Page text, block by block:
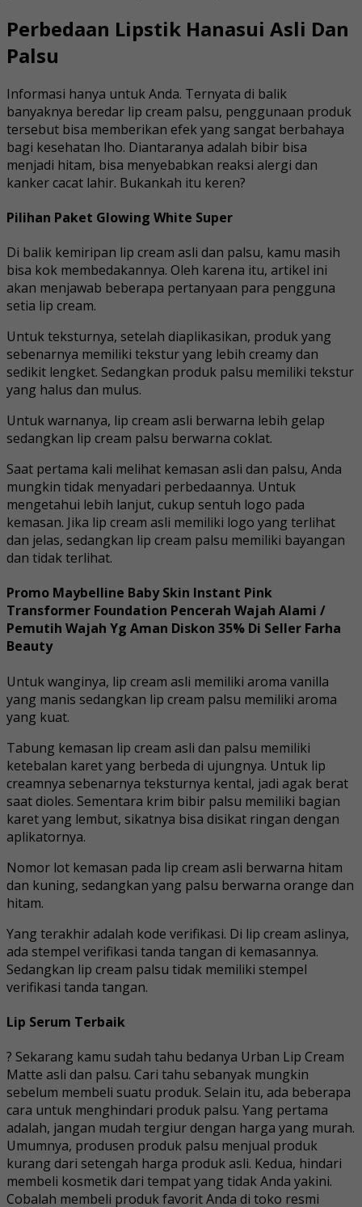
Perbedaan Lipstik Hanasui Asli Dan
Palsu
Informasi hanya untuk Anda. Ternyata di balik
banyaknya beredar lip cream palsu, penggunaan produk
tersebut bisa memberikan efek yang sangat berbahaya
bagi kesehatan lho. Diantaranya adalah bibir bisa
menjadi hitam, bisa menyebabkan reaksi alergi dan
kanker cacat lahir. Bukankah itu keren?
Pilihan Paket Glowing White Super
Di balik kemiripan lip cream asli dan palsu, kamu masih
bisa kok membedakannya. Oleh karena itu, artikel ini
akan menjawab beberapa pertanyaan para pengguna
setia lip cream.
Untuk teksturnya, setelah diaplikasikan, produk yang
sebenarnya memiliki tekstur yang lebih creamy dan
sedikit lengket. Sedangkan produk palsu memiliki tekstur
yang halus dan mulus.
Untuk warnanya, lip cream asli berwarna lebih gelap
sedangkan lip cream palsu berwarna coklat.
Saat pertama kali melihat kemasan asli dan palsu, Anda
mungkin tidak menyadari perbedaannya. Untuk
mengetahui lebih lanjut, cukup sentuh logo pada
kemasan. Jika lip cream asli memiliki logo yang terlihat
dan jelas, sedangkan lip cream palsu memiliki bayangan
dan tidak terlihat.
Promo Maybelline Baby Skin Instant Pink
Transformer Foundation Pencerah Wajah Alami /
Pemutih Wajah Yg Aman Diskon 35% Di Seller Farha
Beauty
Untuk wanginya, lip cream asli memiliki aroma vanilla
yang manis sedangkan lip cream palsu memiliki aroma
yang kuat.
Tabung kemasan lip cream asli dan palsu memiliki
ketebalan karet yang berbeda di ujungnya. Untuk lip
creamnya sebenarnya teksturnya kental, jadi agak berat
saat dioles. Sementara krim bibir palsu memiliki bagian
karet yang lembut, sikatnya bisa disikat ringan dengan
aplikatornya.
Nomor lot kemasan pada lip cream asli berwarna hitam
dan kuning, sedangkan yang palsu berwarna orange dan
hitam.
Yang terakhir adalah kode verifikasi. Di lip cream aslinya,
ada stempel verifikasi tanda tangan di kemasannya.
Sedangkan lip cream palsu tidak memiliki stempel
verifikasi tanda tangan.
Lip Serum Terbaik
? Sekarang kamu sudah tahu bedanya Urban Lip Cream
Matte asli dan palsu. Cari tahu sebanyak mungkin
sebelum membeli suatu produk. Selain itu, ada beberapa
cara untuk menghindari produk palsu. Yang pertama
adalah, jangan mudah tergiur dengan harga yang murah.
Umumnya, produsen produk palsu menjual produk
kurang dari setengah harga produk asli. Kedua, hindari
membeli kosmetik dari tempat yang tidak Anda yakini.
Cobalah membeli produk favorit Anda di toko resmi